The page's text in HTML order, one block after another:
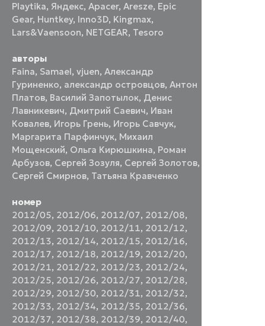
Playtika, Яндекс,Apacer,Aresze, Epic
Gear, Huntkey, Inno3D, Kingmax,
Lars&Vaensoon, NETGEAR, Tesoro
авторы
Faina, Samael,vjuen,Александр
Гуриненко, александр островцов,Антон
Платов, Василий Запотылок, Денис
Лавникевич, Дмитрий Саевич, Иван
Ковалев, Игорь Грень, Игорь Савчук,
Маргарита Парфинчук, Михаил
Мощенский, Ольга Кирюшкина, Роман
Арбузов, Сергей Зозуля, Сергей Золотов,
Сергей Смирнов, Татьяна Кравченко
номер
2012/05, 2012/06, 2012/07, 2012/08,
2012/09, 2012/10, 2012/11, 2012/12,
2012/13, 2012/14, 2012/15, 2012/16,
2012/17, 2012/18, 2012/19, 2012/20,
2012/21, 2012/22, 2012/23, 2012/24,
2012/25, 2012/26, 2012/27, 2012/28,
2012/29, 2012/30, 2012/31, 2012/32,
2012/33, 2012/34, 2012/35, 2012/36,
2012/37, 2012/38, 2012/39, 2012/40,